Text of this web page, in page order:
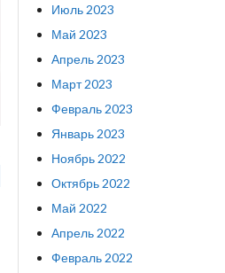
Июль 2023
Май 2023
Апрель 2023
Март 2023
Февраль 2023
Январь 2023
Ноябрь 2022
Октябрь 2022
Май 2022
Апрель 2022
Февраль 2022